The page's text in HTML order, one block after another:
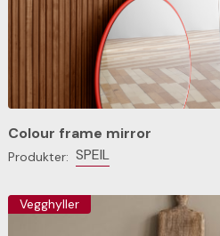
Colour frame mirror
Produkter: SPEIL
Vegghyller